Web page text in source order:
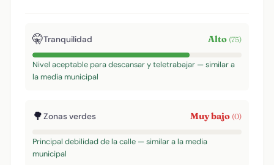
🤫Tranquilidad Alto (75)
Nivel aceptable para descansar y teletrabajar — similar a
la media municipal
🌳Zonas verdes Muy bajo (0)
Principal debilidad de la calle — similar a la media
municipal